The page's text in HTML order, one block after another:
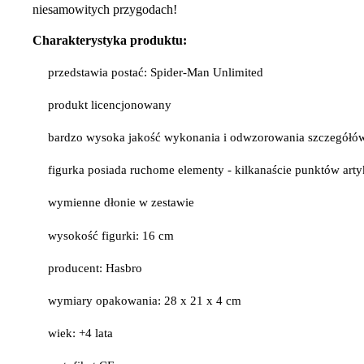
niesamowitych przygodach!
Charakterystyka produktu:
przedstawia postać: Spider-Man Unlimited
produkt licencjonowany
bardzo wysoka jakość wykonania i odwzorowania
figurka posiada ruchome elementy - kilkanaście punktów
wymienne dłonie w zestawie
wysokość figurki: 16 cm
producent: Hasbro
wymiary opakowania: 28 x 21 x 4 cm
wiek: +4 lata